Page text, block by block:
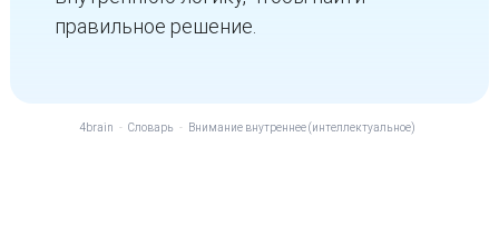
правильное решение.
4brain - Словарь - Внимание внутреннее (интеллектуальное)